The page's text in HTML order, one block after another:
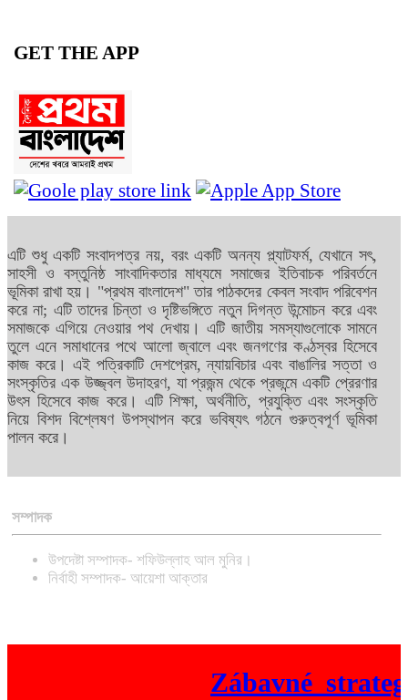
GET THE APP
এটি শুধু একটি সংবাদপত্র নয়, বরং একটি অনন্য প্ল্যাটফর্ম, যেখানে সৎ,
সাহসী ও বস্তুনিষ্ঠ সাংবাদিকতার মাধ্যমে সমাজের ইতিবাচক পরিবর্তনে
ভূমিকা রাখা হয়। "প্রথম বাংলাদেশ" তার পাঠকদের কেবল সংবাদ পরিবেশন
করে না; এটি তাদের চিন্তা ও দৃষ্টিভঙ্গিতে নতুন দিগন্ত উন্মোচন করে এবং
সমাজকে এগিয়ে নেওয়ার পথ দেখায়। এটি জাতীয় সমস্যাগুলোকে সামনে
তুলে এনে সমাধানের পথে আলো জ্বালে এবং জনগণের কণ্ঠস্বর হিসেবে
কাজ করে। এই পত্রিকাটি দেশপ্রেম, ন্যায়বিচার এবং বাঙালির সত্তা ও
সংস্কৃতির এক উজ্জ্বল উদাহরণ, যা প্রজন্ম থেকে প্রজন্মে একটি প্রেরণার
উৎস হিসেবে কাজ করে। এটি শিক্ষা, অর্থনীতি, প্রযুক্তি এবং সংস্কৃতি
নিয়ে বিশদ বিশ্লেষণ উপস্থাপন করে ভবিষ্যৎ গঠনে গুরুত্বপূর্ণ ভূমিকা
পালন করে।
সম্পাদক
উপদেষ্টা সম্পাদক- শফিউল্লাহ আল মুনির।
নির্বাহী সম্পাদক- আয়েশা আক্তার